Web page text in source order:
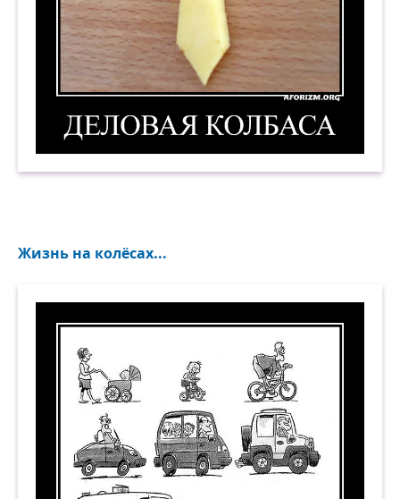
Деловая колбаса. Демотиватор
Жизнь на колёсах...